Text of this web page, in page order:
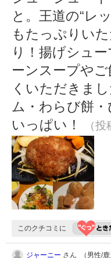
と。王道の“レ
もたっぷりい
り！揚げシュ
ーンスープや
くいただきま
ム・わらび餅
いっぱい！
（
このクチコミに
ジャーニー さん （男性/鹿